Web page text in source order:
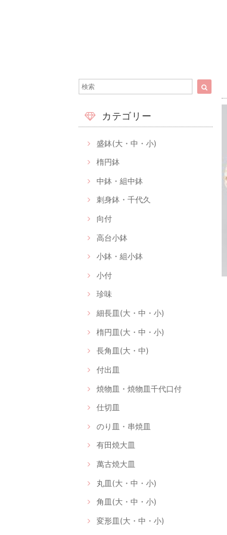
カテゴリー
盛鉢(大・中・小)
楕円鉢
中鉢・組中鉢
刺身鉢・千代久
向付
高台小鉢
小鉢・組小鉢
小付
珍味
細長皿(大・中・小)
楕円皿(大・中・小)
長角皿(大・中)
付出皿
焼物皿・焼物皿千代口付
仕切皿
のり皿・串焼皿
有田焼大皿
萬古焼大皿
丸皿(大・中・小)
角皿(大・中・小)
変形皿(大・中・小)